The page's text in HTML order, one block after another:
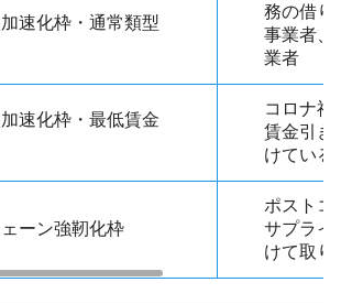
速化枠・通常類型
務の借り
事業者、
業者
速化枠・最低賃金
コロナ禍
賃金引き
けている
ーン強靭化枠
ポストコ
サプライ
けて取り